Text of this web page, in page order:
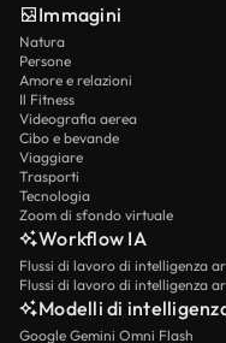
Immagini
Natura
Persone
Amore e relazioni
Il Fitness
Videografia aerea
Cibo e bevande
Viaggiare
Trasporti
Tecnologia
Zoom di sfondo virtuale
Workflow IA
Flussi di lavoro di intelligenza
Modelli di
Google Gemini Omni Flash